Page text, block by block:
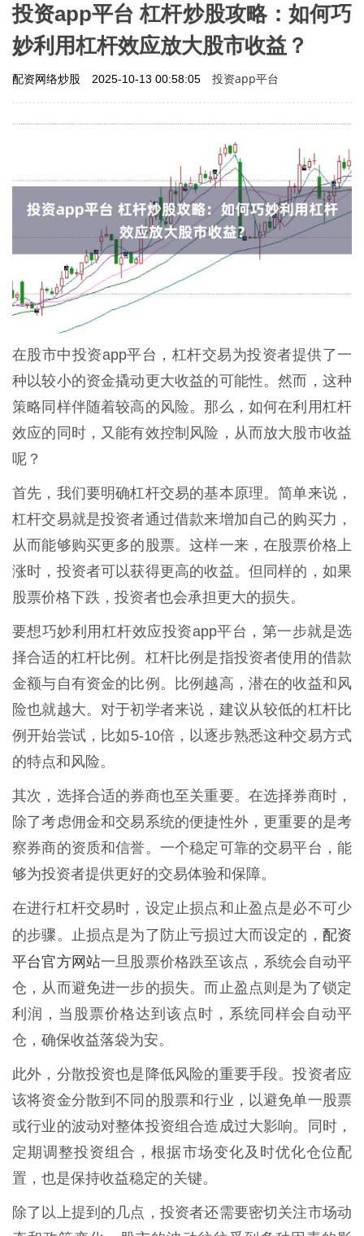
投资app平台 杠杆炒股攻略：如何巧
妙利用杠杆效应放大股市收益？
配资网络炒股 2025-10-13 00:58:05 投资app平台
在股市中投资app平台，杠杆交易为投资者提供了一
种以较小的资金撬动更大收益的可能性。然而，这种
策略同样伴随着较高的风险。那么，如何在利用杠杆
效应的同时，又能有效控制风险，从而放大股市收益
呢？
首先，我们要明确杠杆交易的基本原理。简单来说，
杠杆交易就是投资者通过借款来增加自己的购买力，
从而能够购买更多的股票。这样一来，在股票价格上
涨时，投资者可以获得更高的收益。但同样的，如果
股票价格下跌，投资者也会承担更大的损失。
要想巧妙利用杠杆效应投资app平台，第一步就是选
择合适的杠杆比例。杠杆比例是指投资者使用的借款
金额与自有资金的比例。比例越高，潜在的收益和风
险也就越大。对于初学者来说，建议从较低的杠杆比
例开始尝试，比如5-10倍，以逐步熟悉这种交易方式
的特点和风险。
其次，选择合适的券商也至关重要。在选择券商时，
除了考虑佣金和交易系统的便捷性外，更重要的是考
察券商的资质和信誉。一个稳定可靠的交易平台，能
够为投资者提供更好的交易体验和保障。
在进行杠杆交易时，设定止损点和止盈点是必不可少
的步骤。止损点是为了防止亏损过大而设定的， 配资
平台官方网站一旦股票价格跌至该点，系统会自动平
仓，从而避免进一步的损失。而止盈点则是为了锁定
利润，当股票价格达到该点时，系统同样会自动平
仓，确保收益落袋为安。
此外，分散投资也是降低风险的重要手段。投资者应
该将资金分散到不同的股票和行业，以避免单一股票
或行业的波动对整体投资组合造成过大影响。同时，
定期调整投资组合，根据市场变化及时优化仓位配
置，也是保持收益稳定的关键。
除了以上提到的几点，投资者还需要密切关注市场动